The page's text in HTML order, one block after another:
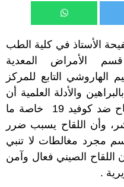
الأستاذ في كلية الطب
الأمراض المعدية
التابع للمركز
والأدلة العلمية أن
المزاعم التي تتداول بشأن اللقاح ضد كوفيد 19 خاصة ما
وأن اللقاح يسبب ضرر
مجرد مغالطات لا تنبي
الصيني فعال وآمن
.